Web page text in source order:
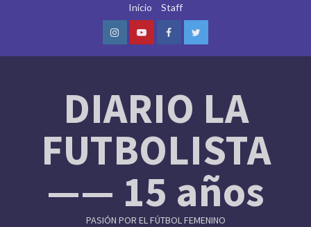
Inicio Staff
InstagramYoutubeFacebookTwitter
DIARIO LA
FUTBOLISTA
—— 15 años
PASIÓN POR EL FÚTBOL FEMENINO